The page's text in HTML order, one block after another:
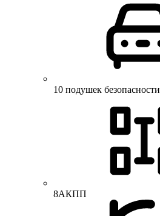
10 подушек безопасности
8АКПП